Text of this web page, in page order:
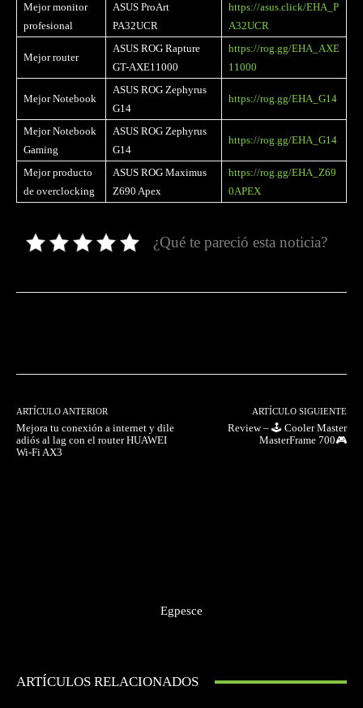
Mejor monitor
profesional
ASUS ProArt
PA32UCR
https://asus.click/EHA_P
A32UCR
Mejor router
ASUS ROG Rapture
GT-AXE11000
https://rog.gg/EHA_AXE
11000
Mejor Notebook
ASUS ROG Zephyrus
G14
https://rog.gg/EHA_G14
Mejor Notebook
Gaming
ASUS ROG Zephyrus
G14
https://rog.gg/EHA_G14
Mejor producto
de overclocking
ASUS ROG Maximus
Z690 Apex
https://rog.gg/EHA_Z69
0APEX
¿Qué te pareció esta noticia?
ARTÍCULO ANTERIOR
Mejora tu conexión a internet y dile
adiós al lag con el router HUAWEI
Wi-Fi AX3
ARTÍCULO SIGUIENTE
Review – 🕹️ Cooler Master
MasterFrame 700🎮
Egpesce
ARTÍCULOS RELACIONADOS